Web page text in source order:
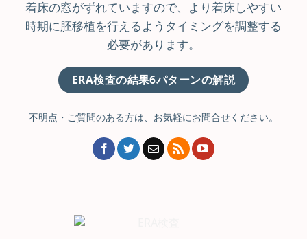
着床の窓がずれていますので、より着床しやすい
時期に胚移植を行えるようタイミングを調整する
必要があります。
ERA検査の結果6パターンの解説
不明点・ご質問のある方は、お気軽にお問合せください。